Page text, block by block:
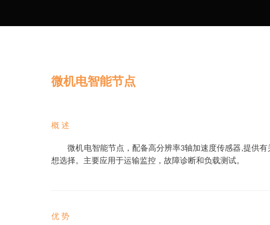
微机电智能节点
概 述
微机电智能节点，配备高分辨率3轴加速度传感器,提供有
想选择。主要应用于运输监控，故障诊断和负载测试。
优 势